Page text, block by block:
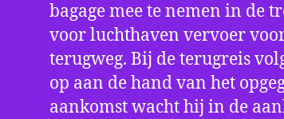
bagage mee te nemen in de
voor luchthaven vervoer
terugweg. Bij de terugreis
op aan de hand van het
aankomst wacht hij in de